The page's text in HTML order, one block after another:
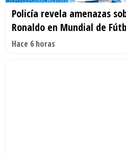
Policía revela amenazas
Ronaldo en Mundial de
Hace 6 horas